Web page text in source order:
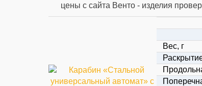
цены с сайта Венто - изделия
Вес, г